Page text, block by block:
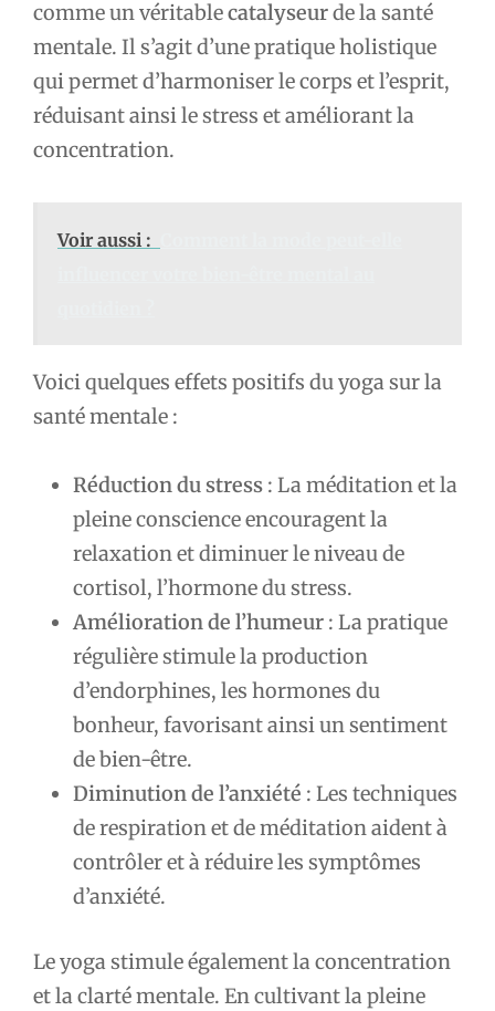
comme un véritablecatalyseurde la santé
mentale. Il s’agit d’une pratique holistique
qui permet d’harmoniser le corps et l’esprit,
réduisant ainsi le stress et améliorant la
concentration.
Voir aussi :
Voici quelques effets positifs du yoga sur la
santé mentale :
Réduction du stress : La méditation et la
pleine conscience encouragent la
relaxation et diminuer le niveau de
cortisol, l’hormone du stress.
Amélioration de l’humeur : La pratique
régulière stimule la production
d’endorphines, les hormones du
bonheur, favorisant ainsi un sentiment
de bien-être.
Diminution de l’anxiété : Les techniques
de respiration et de méditation aident à
contrôler et à réduire les symptômes
d’anxiété.
Le yoga stimule également la concentration
et la clarté mentale. En cultivant la pleine